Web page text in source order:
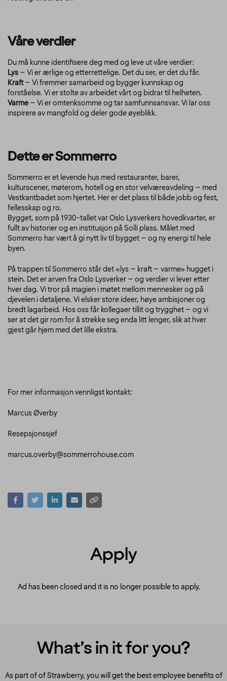
Våre verdier
Du må kunne identifisere deg med og leve ut våre verdier:
Lys – Vi er ærlige og etterrettelige. Det du ser, er det du får.
Kraft– Vi fremmer samarbeid og bygger kunnskap og
forståelse. Vi er stolte av arbeidet vårt og bidrar til helheten.
Varme– Vi er omtenksomme og tar samfunnsansvar. Vi lar oss
inspirere av mangfold og deler gode øyeblikk.
Dette er Sommerro
Sommerro er et levende hus med restauranter, barer,
kulturscener, møterom, hotell og en stor velværeavdeling – med
Vestkantbadet som hjertet. Her er det plass til både jobb og fest,
fellesskap og ro.
Bygget, som på 1930-tallet var Oslo Lysverkers hovedkvarter, er
fullt av historier og en institusjon på Solli plass. Målet med
Sommerro har vært å gi nytt liv til bygget – og ny energi til hele
byen.
På trappen til Sommerro står det «lys – kraft – varme» hugget i
stein. Det er arven fra Oslo Lysverker – og verdier vi lever etter
hver dag. Vi tror på magien i møtet mellom mennesker og på
djevelen i detaljene. Vi elsker store ideer, høye ambisjoner og
bredt lagarbeid. Hos oss får kollegaer tillit og trygghet – og vi
ser at det gir rom for å strekke seg enda litt lenger, slik at hver
gjest går hjem med det lille ekstra.
For mer informasjon vennligst kontakt:
Marcus Øverby
Resepsjonssjef
marcus.overby@sommerrohouse.com
Apply
Ad has been closed and it is no longer possible to apply.
What’s in it for you?
As part of of Strawberry, you will get the best employee benefits of